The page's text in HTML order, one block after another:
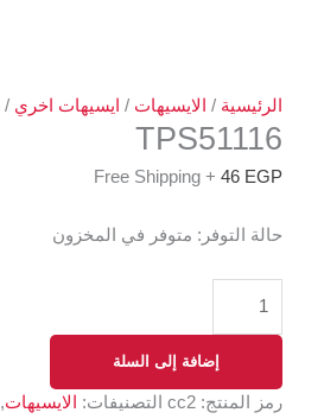
الرئيسية / الايسيهات / ايسيهات اخري / TPS51116
TPS51116
46 EGP
+ Free Shipping
حالة التوفر: متوفر في المخزون
إضافة إلى السلة
رمز المنتج: cc2 التصنيفات: الايسيهات,